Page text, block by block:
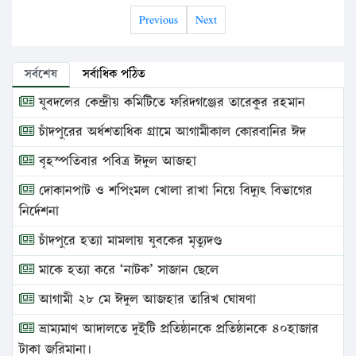
Previous Next
সর্বশেষ সর্বাধিক পঠিত
যুবদলের কেন্দ্রীয় কমিটিতে ফরিদগঞ্জের তারেকুর রহমান
চাঁদপুরের অর্ধশতাধিক গ্রামে আগামীকাল কোরবানির ঈদ
বৃহস্পতিবার পবিত্র ঈদুল আজহা
দোকানপাট ও শপিংমল খোলা রাখা নিয়ে বিদ্যুৎ বিভাগের
নির্দেশনা
চাঁদপুরে হত্যা মামলায় যুবকের মৃত্যুদণ্ড
মাকে হত্যা করে ‘নাটক’ সাজান ছেলে
আগামী ২৮ মে ঈদুল আজহার তারিখ ঘোষণা
ভ্রাম্যমাণ আদালতে দুইটি প্রতিষ্ঠানকে প্রতিষ্ঠানকে ৪০হাজার
টাকা জরিমানা।